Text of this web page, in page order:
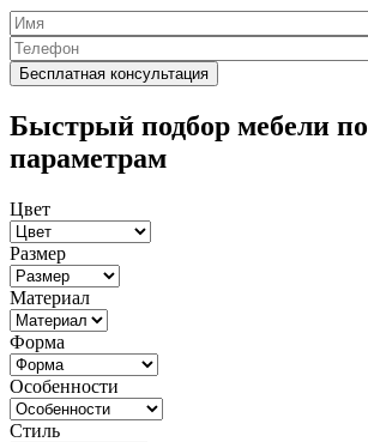
Быстрый подбор мебели по
параметрам
Цвет
Размер
Материал
Форма
Особенности
Стиль